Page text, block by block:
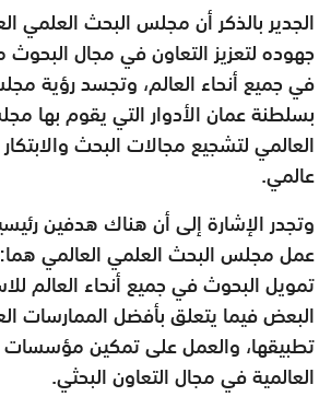
الجدير بالذكر أن مجلس البحث العلمي
جهوده لتعزيز التعاون في مجال
في جميع أنحاء العالم، وتجسد رؤية
بسلطنة عمان الأدوار التي يقوم بها
العالمي لتشجيع مجالات البحث
عالمي.
وتجدر الإشارة إلى أن هناك هدفين
عمل مجلس البحث العلمي العالمي
تمويل البحوث في جميع أنحاء العالم
البعض فيما يتعلق بأفضل الممارسات
تطبيقها، والعمل على تمكين
العالمية في مجال التعاون البحثي.